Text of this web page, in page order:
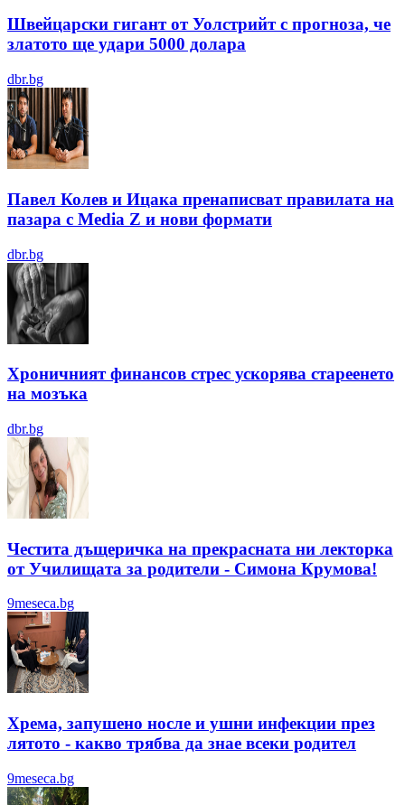
Швейцарски гигант от Уолстрийт с прогноза, че
златото ще удари 5000 долара
dbr.bg
Павел Колев и Ицака пренаписват правилата на
пазара с Media Z и нови формати
dbr.bg
Хроничният финансов стрес ускорява стареенето
на мозъка
dbr.bg
Честита дъщеричка на прекрасната ни лекторка
от Училищата за родители - Симона Крумова!
9meseca.bg
Хрема, запушено носле и ушни инфекции през
лятотo - какво трябва да знае всеки родител
9meseca.bg